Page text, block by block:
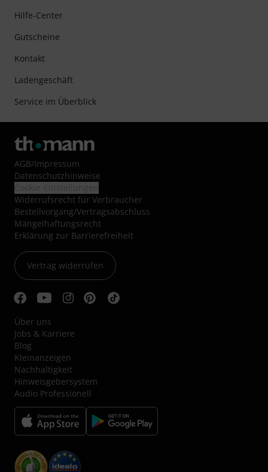
Hilfe-Center
Gutscheine
Kontakt
Ladengeschäft
Service im Überblick
AGB/Impressum
Datenschutzhinweise
Widerrufsrecht für Verbraucher
Bestellvorgang/Vertragsabschluss
Mängelhaftungsrecht
Erklärung zur Barrierefreiheit
Vertrag widerrufen
Über uns
Jobs & Karriere
Blog
Kleinanzeigen
Nachhaltigkeit
Hinweisgebersystem
Audio Professionell